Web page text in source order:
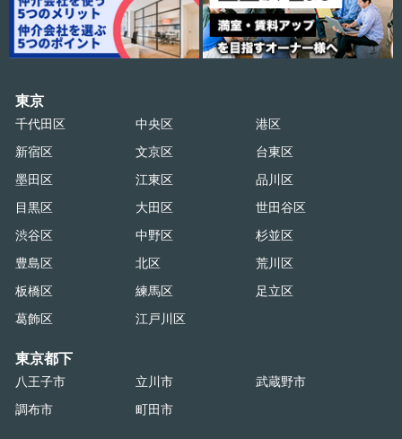
東京
千代田区 中央区
港区
新宿区
文京区
台東区
墨田区
江東区
品川区
目黒区
大田区
世田谷区
渋谷区
中野区
杉並区
豊島区
北区
荒川区
板橋区
練馬区
足立区
葛飾区
江戸川区
東京都下
八王子市 立川市
武蔵野市
調布市
町田市